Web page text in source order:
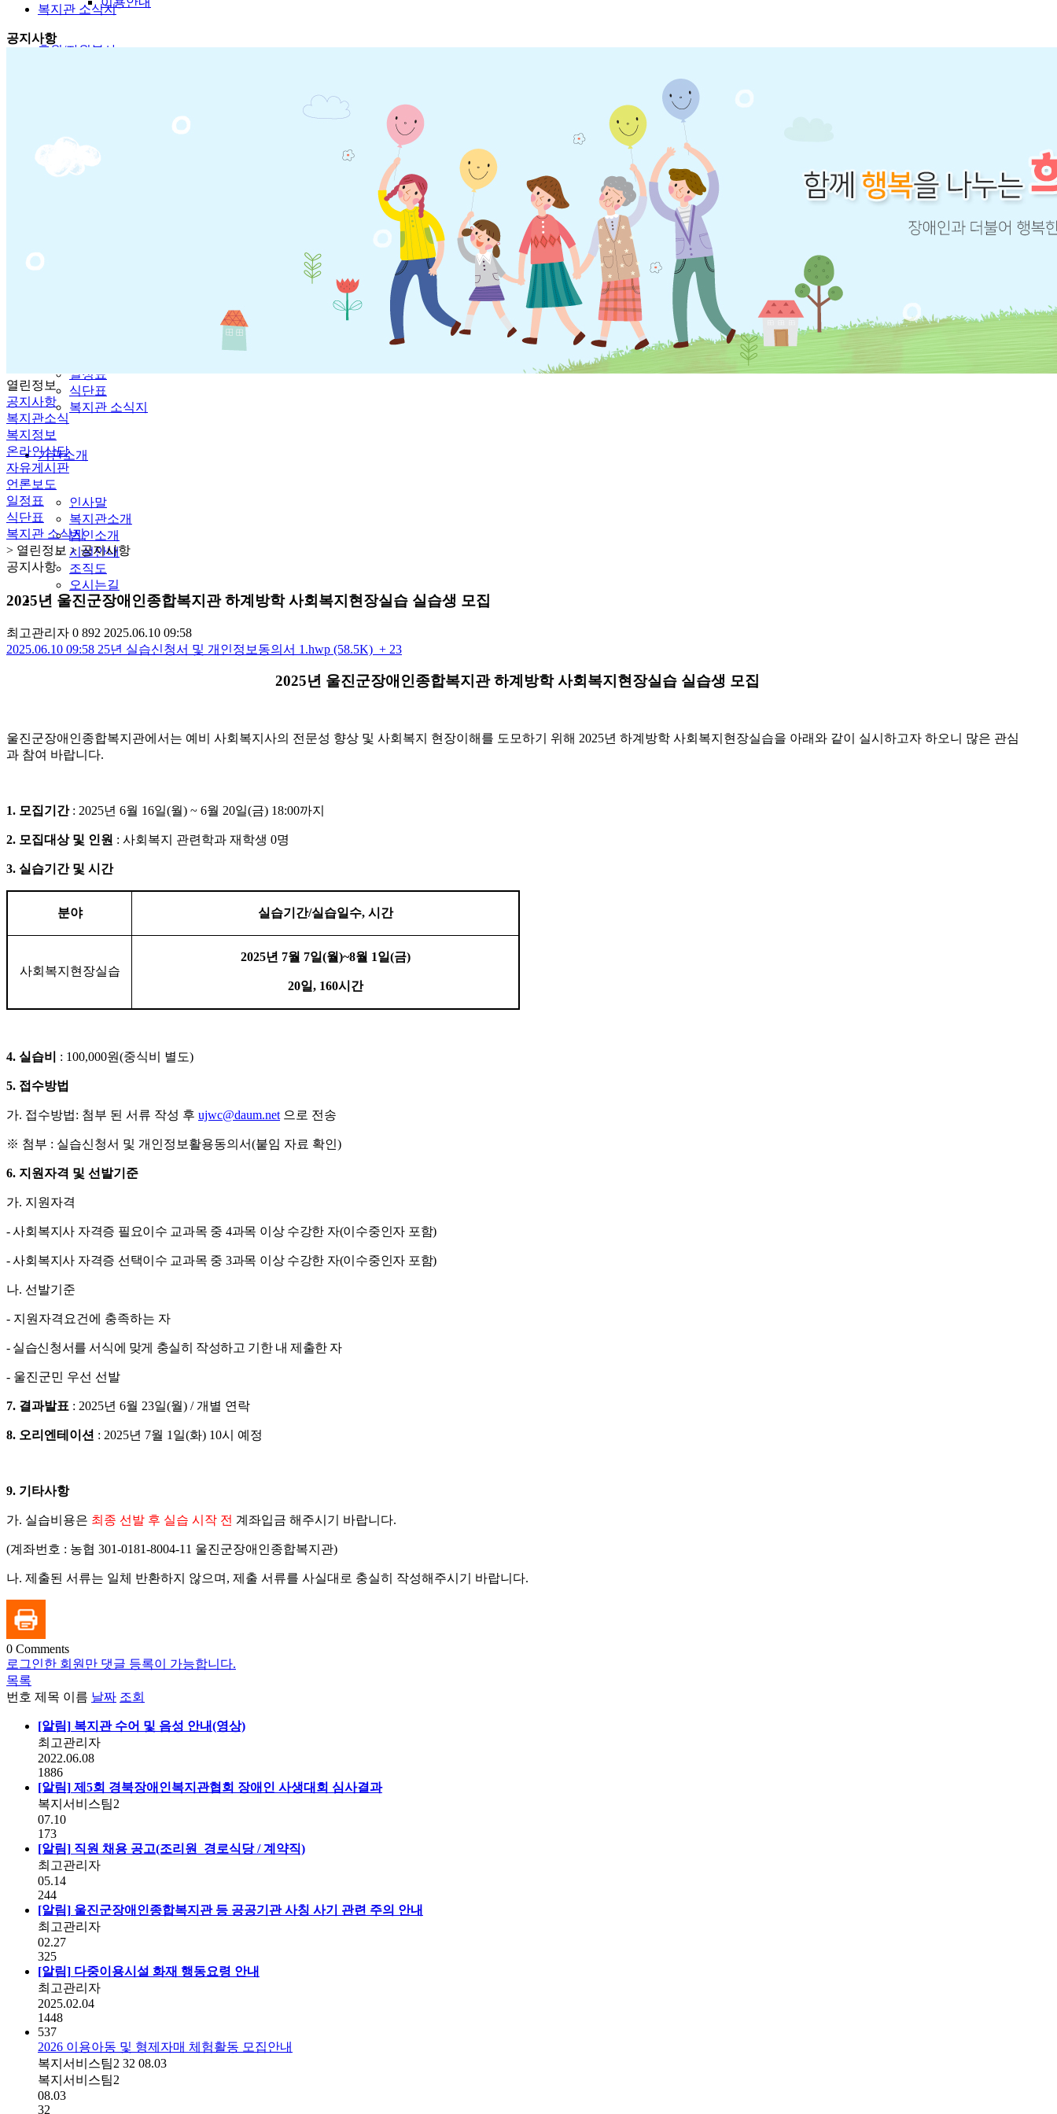
후원/자원봉사
자원봉사신청
일정표
식단표
복지관 소식지
기관소개
인사말
복지관소개
법인소개
시설안내
조직도
오시는길
복지관 소식지
공지사항
열린정보
공지사항
복지관소식
복지정보
온라인상담
자유게시판
언론보도
일정표
식단표
복지관 소식지
> 열린정보 > 공지사항
공지사항
2025년 울진군장애인종합복지관 하계방학 사회복지현장실습 실습생 모집
최고관리자 0 892 2025.06.10 09:58
2025.06.10 09:58 25년 실습신청서 및 개인정보동의서 1.hwp (58.5K) + 23
2025년 울진군장애인종합복지관 하계방학 사회복지현장실습 실습생 모집
울진군장애인종합복지관에서는 예비 사회복지사의 전문성 향상 및 사회복지 현장이해를 도모하기 위해 2025년 하계방학 사회복지현장실습을 아래와 같이 실시하고자 하오니 많은 관심
과 참여 바랍니다.
1. 모집기간 : 2025년 6월 16일(월) ~ 6월 20일(금) 18:00까지
2. 모집대상 및 인원 : 사회복지 관련학과 재학생 0명
3. 실습기간 및 시간
분야 실습기간/실습일수, 시간
사회복지현장실습
2025년 7월 7일(월)~8월 1일(금)
20일, 160시간
4. 실습비 : 100,000원(중식비 별도)
5. 접수방법
가. 접수방법: 첨부 된 서류 작성 후 ujwc@daum.net 으로 전송
※ 첨부 : 실습신청서 및 개인정보활용동의서(붙임 자료 확인)
6. 지원자격 및 선발기준
가. 지원자격
-사회복지사 자격증 필요이수 교과목 중 4과목 이상 수강한 자(이수중인자 포함)
-사회복지사 자격증 선택이수 교과목 중 3과목 이상 수강한 자(이수중인자 포함)
나. 선발기준
- 지원자격요건에 충족하는 자
- 실습신청서를 서식에 맞게 충실히 작성하고 기한 내 제출한 자
- 울진군민 우선 선발
7. 결과발표 : 2025년 6월 23일(월) /개별 연락
8. 오리엔테이션 : 2025년 7월 1일(화) 10시 예정
9. 기타사항
가. 실습비용은 최종 선발 후 실습 시작 전 계좌입금 해주시기 바랍니다.
(계좌번호 : 농협 301-0181-8004-11 울진군장애인종합복지관)
나. 제출된 서류는 일체 반환하지 않으며 , 제출 서류를 사실대로 충실히 작성해주시기 바랍니다.
0 Comments
로그인한 회원만 댓글 등록이 가능합니다.
목록
번호 제목 이름 날짜 조회
[알림] 복지관 수어 및 음성 안내(영상)
최고관리자
2022.06.08
1886
[알림] 제5회 경북장애인복지관협회 장애인 사생대회 심사결과
복지서비스팀2
07.10
173
[알림] 직원 채용 공고(조리원_경로식당 / 계약직)
최고관리자
05.14
244
[알림] 울진군장애인종합복지관 등 공공기관 사칭 사기 관련 주의 안내
최고관리자
02.27
325
[알림] 다중이용시설 화재 행동요령 안내
최고관리자
2025.02.04
1448
537
2026 이용아동 및 형제자매 체험활동 모집안내
복지서비스팀2 32 08.03
복지서비스팀2
08.03
32